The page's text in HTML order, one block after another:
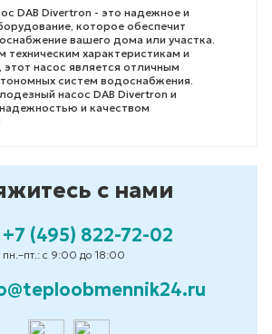
DAB Divertron - это надежное и
которое обеспечит
вашего дома или участка.
техническим характеристикам и
насос является отличным
систем водоснабжения.
насос DAB Divertron и
и качеством
с нами
+7 (495) 822-72-02
пн.–пт.: с 9:00 до 18:00